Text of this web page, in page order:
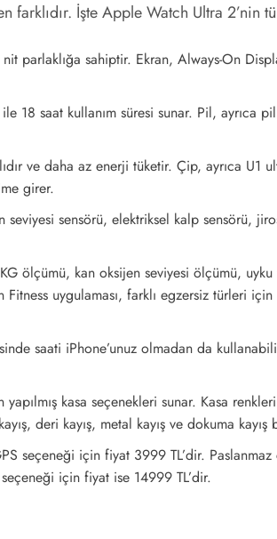
İşte Apple Watch Ultra 2’nin
parlaklığa sahiptir. Ekran, Always-On
saat kullanım süresi sunar. Pil, ayrıca
ve daha az enerji tüketir. Çip, ayrıca U1
girer.
seviyesi sensörü, elektriksel kalp sensörü,
ölçümü, kan oksijen seviyesi ölçümü, uyku
Fitness uygulaması, farklı egzersiz türleri
saati iPhone’unuz olmadan da
kasa seçenekleri sunar. Kasa
deri kayış, metal kayış ve dokuma kayış
seçeneği için fiyat 3999 TL’dir. Paslanmaz
için fiyat ise 14999 TL’dir.